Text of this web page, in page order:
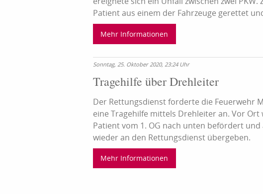
Patient aus einem der Fahrzeuge gerettet
Mehr Informationen
Sonntag, 25. Oktober 2020, 23:24 Uhr
Tragehilfe über Drehleiter
Der Rettungsdienst forderte die Feuerwehr
eine Tragehilfe mittels Drehleiter an. Vor Ort
Patient vom 1. OG nach unten befördert und
wieder an den Rettungsdienst übergeben.
Mehr Informationen